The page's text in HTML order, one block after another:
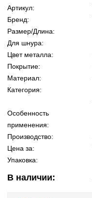
Артикул:
Бренд:
Размер/Длина:
Для шнура:
Цвет металла:
Покрытие:
Материал:
Категория:
Особенность
применения:
Производство:
Цена за:
Упаковка:
В наличии: